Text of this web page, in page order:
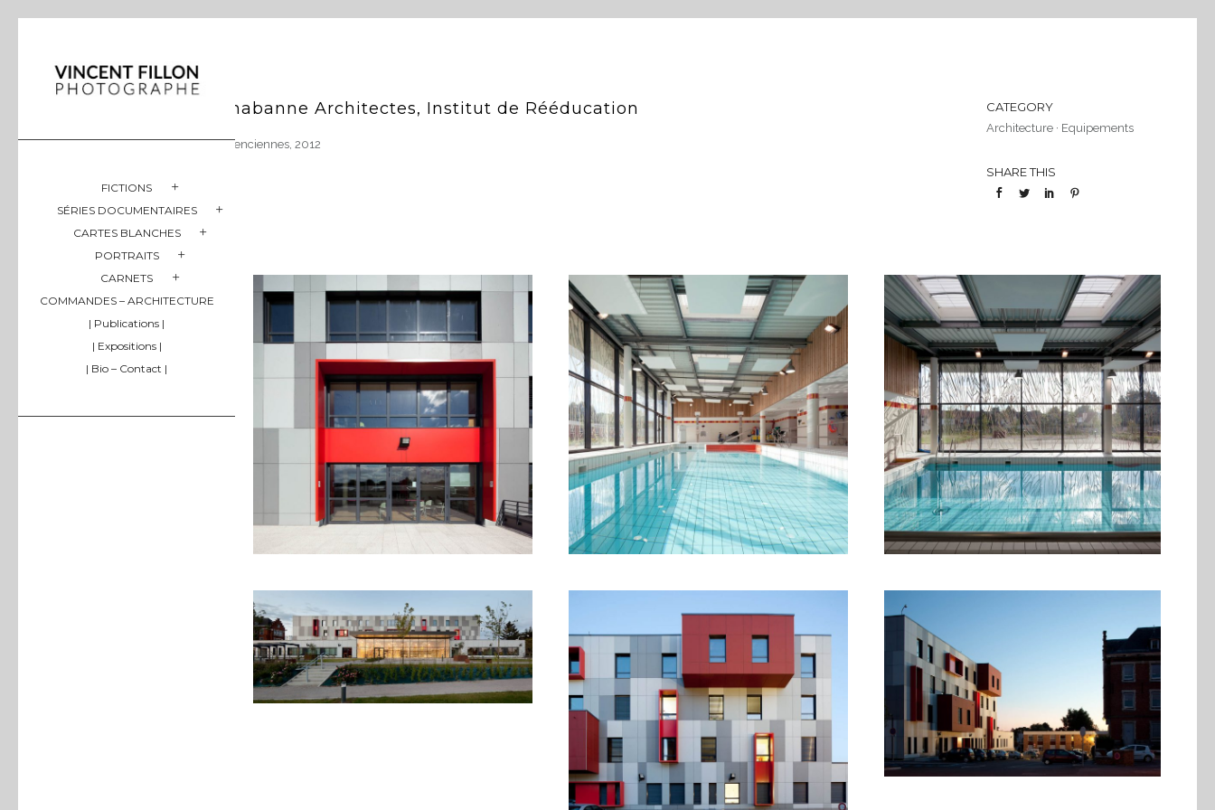
FICTIONS
SÉRIES DOCUMENTAIRES
CARTES BLANCHES
PORTRAITS
CARNETS
COMMANDES – ARCHITECTURE
| Publications |
| Expositions |
| Bio – Contact |
Chabanne Architectes, Institut de Rééducation
Valenciennes, 2012
CATEGORY
Architecture· Equipements
SHARE THIS